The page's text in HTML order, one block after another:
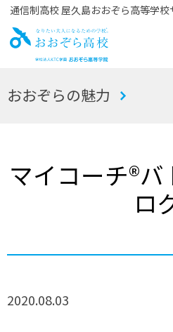
通信制高校 屋久島おおぞら高等学
お
おおぞらの魅力
マイコーチ®
ロ
2020.08.03